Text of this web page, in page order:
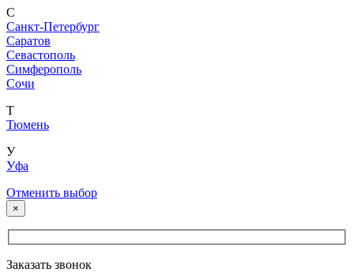
С
Санкт-Петербург
Саратов
Севастополь
Симферополь
Сочи
Т
Тюмень
У
Уфа
Отменить выбор
×
Заказать звонок